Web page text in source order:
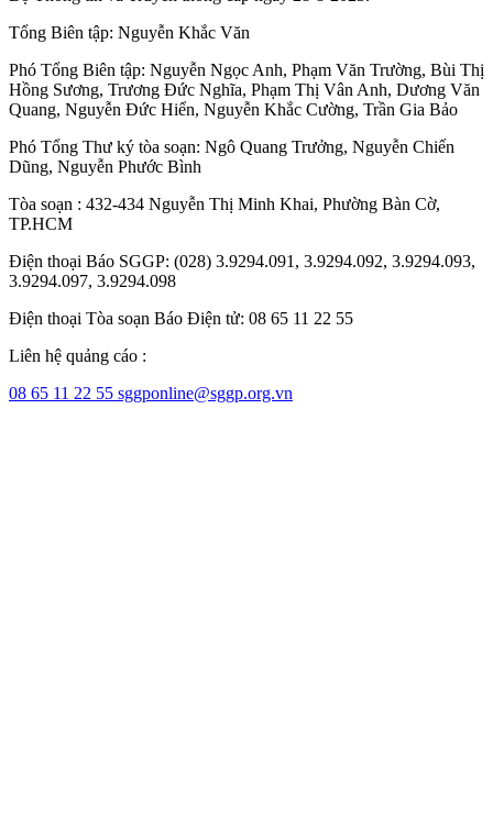
Tổng Biên tập: Nguyễn Khắc Văn
Phó Tổng Biên tập: Nguyễn Ngọc Anh, Phạm Văn Trường, Bùi Thị
Hồng Sương, Trương Đức Nghĩa, Phạm Thị Vân Anh, Dương Văn
Quang, Nguyễn Đức Hiển, Nguyễn Khắc Cường, Trần Gia Bảo
Phó Tổng Thư ký tòa soạn: Ngô Quang Trưởng, Nguyễn Chiến
Dũng, Nguyễn Phước Bình
Tòa soạn : 432-434 Nguyễn Thị Minh Khai, Phường Bàn Cờ,
TP.HCM
Điện thoại Báo SGGP: (028) 3.9294.091, 3.9294.092, 3.9294.093,
3.9294.097, 3.9294.098
Điện thoại Tòa soạn Báo Điện tử: 08 65 11 22 55
Liên hệ quảng cáo :
08 65 11 22 55 sggponline@sggp.org.vn